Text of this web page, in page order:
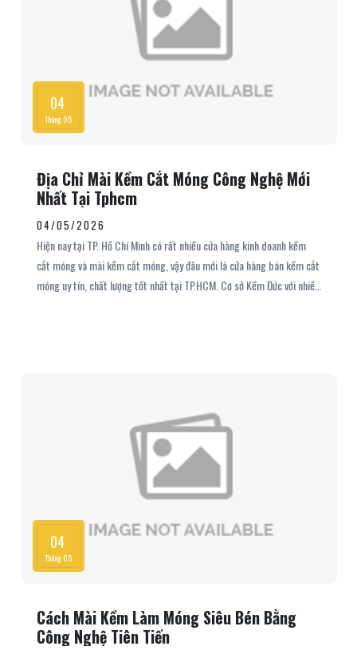
04
Tháng 05
Địa Chỉ Mài Kềm Cắt Móng Công Nghệ Mới
Nhất Tại Tphcm
04/05/2026
Hiện nay tại TP. Hồ Chí Minh có rất nhiều cửa hàng kinh doanh kềm
cắt móng và mài kềm cắt móng, vậy đâu mới là cửa hàng bán kềm cắt
móng uy tín, chất lượng tốt nhất tại TP.HCM. Cơ sở Kềm Đức với nhiều
04
Tháng 05
Cách Mài Kềm Làm Móng Siêu Bén Bằng
Công Nghệ Tiên Tiến